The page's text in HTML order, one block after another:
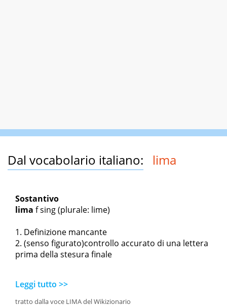
Dal vocabolario italiano: lima
Sostantivo
lima f sing(plurale: lime)
Definizione mancante
(senso figurato)controllo accurato di una lettera
prima della stesura finale
Leggi tutto >>
tratto dalla voce LIMA del Wikizionario